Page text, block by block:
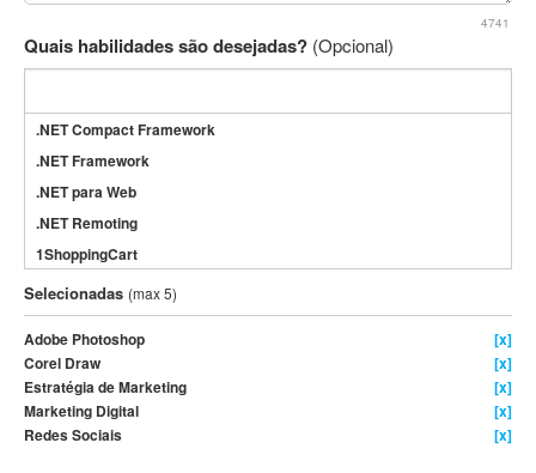
4741
Quais habilidades são desejadas? (Opcional)
.NET Compact Framework
.NET Framework
.NET para Web
.NET Remoting
1ShoppingCart
3DS Max
3GSM
4D Dimension
802.11
A&P
A-GPS
Selecionadas (max 5)
Adobe Photoshop
[x]
Corel Draw
[x]
Estratégia de Marketing
[x]
Marketing Digital
[x]
Redes Sociais
[x]